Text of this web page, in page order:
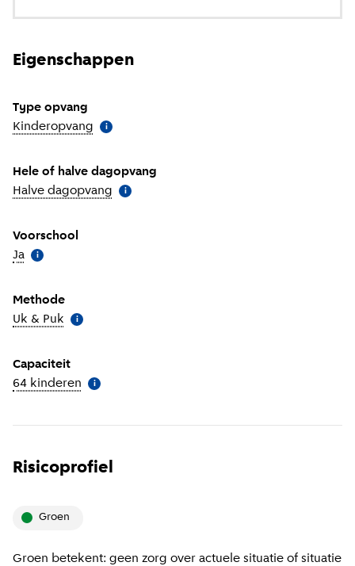
Eigenschappen
Type opvang
Kinderopvang Meer informatie
i
Hele of halve dagopvang
Halve dagopvang Meer informatie
i
Voorschool
Ja Meer informatie
i
Methode
Uk & Puk Meer informatie
i
Capaciteit
64 kinderen Meer informatie
i
Risicoprofiel
groen
Groen betekent: geen zorg over actuele situatie of situatie